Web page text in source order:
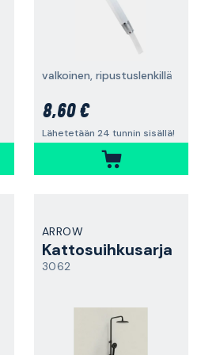
valkoinen, ripustuslenkillä
8,60 €
Lähetetään 24 tunnin sisällä!
ARROW
Kattosuihkusarja
3062